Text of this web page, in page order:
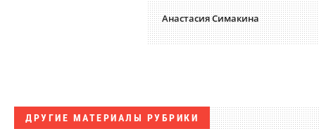
Анастасия Симакина
ДРУГИЕ МАТЕРИАЛЫ РУБРИКИ